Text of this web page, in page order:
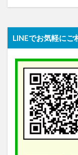
LINEでお気軽にご